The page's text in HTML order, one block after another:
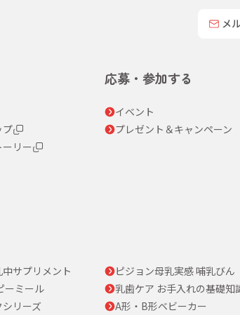
メ
プ
リー
応募・参加する
イベント
プレゼント＆キャンペーン
サプリメント ピジョン母乳実感 哺乳びん
ーミール
乳歯ケア お手入れの基礎知
リーズ
A形・B形ベビーカー